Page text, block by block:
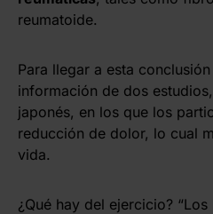
reumatoide.
Para llegar a esta
información de dos
japonés, en los que los
reducción de dolor, lo cual
vida.
¿Qué hay del ejercicio?